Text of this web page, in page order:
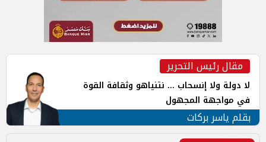
مقال رئيس التحرير
لا دولة ولا إنسحاب ... نتنياهو وثقافة القوة
في مواجهة المجهول
بقلم ياسر بركات